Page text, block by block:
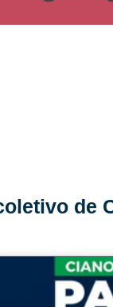
de